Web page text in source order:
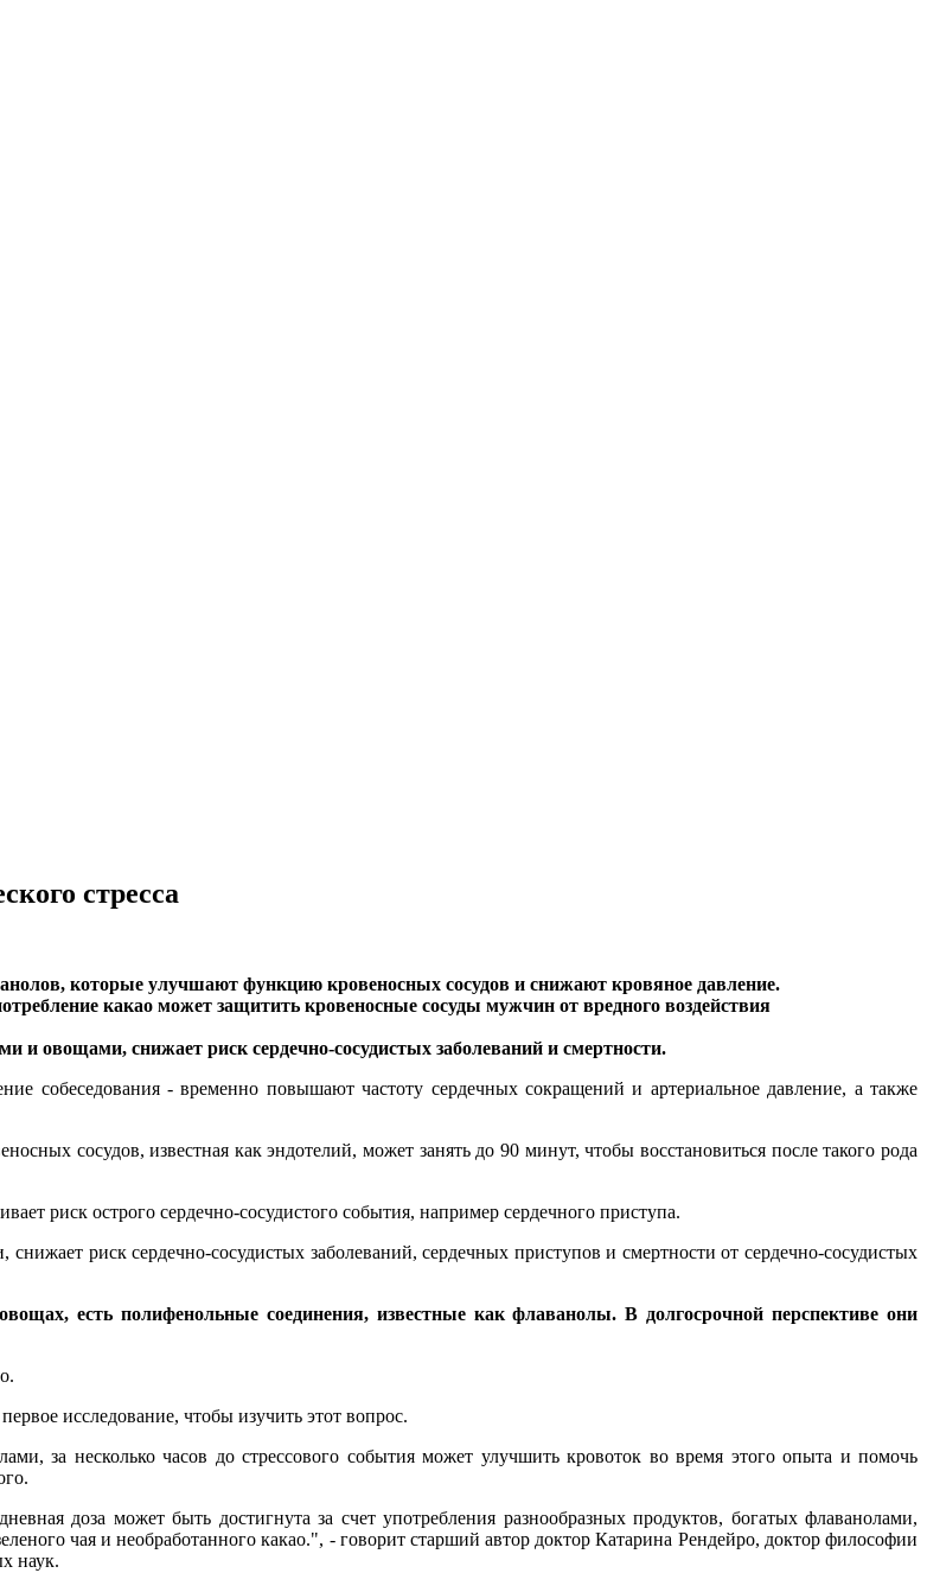
стресса
которые улучшают функцию кровеносных сосудов и снижают кровяное давление.
какао может защитить кровеносные сосуды мужчин от вредного воздействия
и овощами, снижает риск сердечно-сосудистых заболеваний и смертности.
собеседования - временно повышают частоту сердечных сокращений и артериальное давление, а также
сосудов, известная как эндотелий, может занять до 90 минут, чтобы восстановиться после такого рода
риск острого сердечно-сосудистого события, например сердечного приступа.
риск сердечно-сосудистых заболеваний, сердечных приступов и смертности от сердечно-сосудистых
есть полифенольные соединения, известные как флаванолы. В долгосрочной перспективе они
исследование, чтобы изучить этот вопрос.
за несколько часов до стрессового события может улучшить кровоток во время этого опыта и помочь
доза может быть достигнута за счет употребления разнообразных продуктов, богатых флаванолами,
чая и необработанного какао.", - говорит старший автор доктор Катарина Рендейро, доктор философии
наук.